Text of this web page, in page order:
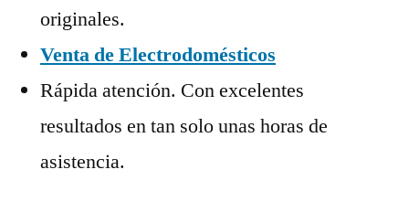
originales.
Venta de Electrodomésticos
Rápida atención. Con excelentes
resultados en tan solo unas horas de
asistencia.